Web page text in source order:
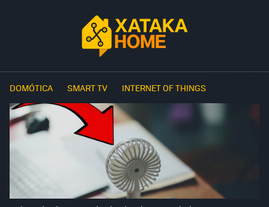
DOMÓTICA SMART TV INTERNET OF THINGS